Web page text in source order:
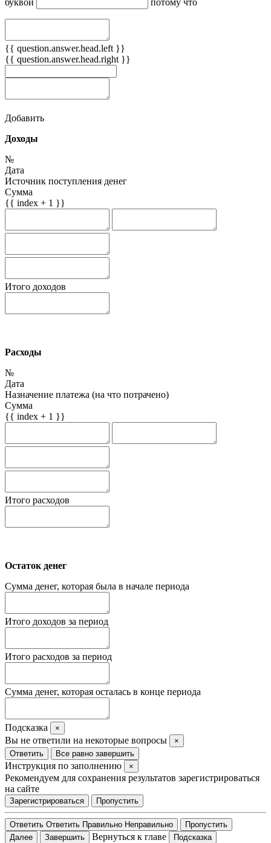
буквой потому что
{{ question.answer.head.left }}
{{ question.answer.head.right }}
Добавить
Доходы
№
Дата
Источник поступления денег
Сумма
{{ index + 1 }}
Итого доходов
Расходы
№
Дата
Назначение платежа (на что потрачено)
Сумма
{{ index + 1 }}
Итого расходов
Остаток денег
Сумма денег, которая была в начале периода
Итого доходов за период
Итого расходов за период
Сумма денег, которая осталась в конце периода
Подсказка ×
Вы не ответили на некоторые вопросы
×
Ответить
Все равно завершить
Инструкция по заполнению ×
Рекомендуем для сохранения результатов зарегистрироваться
на сайте
Зарегистрироваться Пропустить
Ответить Ответить Правильно Неправильно
Пропустить
Далее
Завершить Вернуться к главе Подсказка